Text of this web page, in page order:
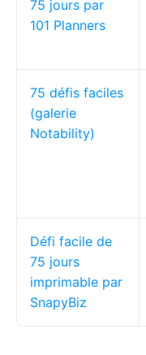
75 jours par
101 Planners
75 défis faciles
(galerie
Notability)
Défi facile de
75 jours
imprimable par
SnapyBiz